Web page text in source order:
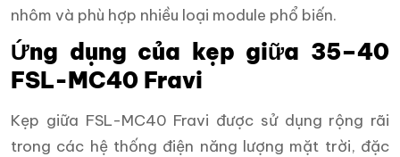
nhôm và phù hợp nhiều loại module phổ biến.
Ứng dụng của kẹp giữa 35–40
FSL-MC40 Fravi
Kẹp giữa FSL-MC40 Fravi được sử dụng rộng rãi
trong các hệ thống điện năng lượng mặt trời, đặc